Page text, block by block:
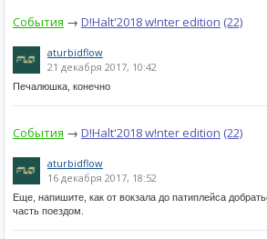
События → D!Halt'2018 w!nter edition (22)
aturbidflow
21 декабря 2017, 10:42
Печалюшка, конечно
События → D!Halt'2018 w!nter edition (22)
aturbidflow
16 декабря 2017, 18:52
Еще, напишите, как от вокзала до патиплейса
часть поездом.